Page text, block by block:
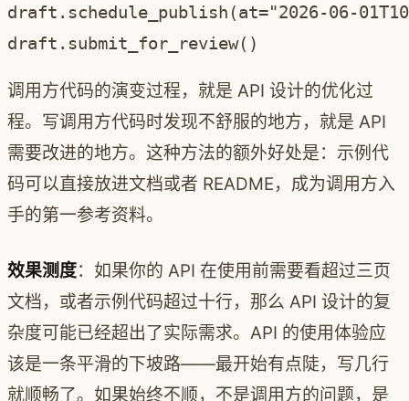
draft.schedule_publish(at="2026-06-
调用方代码的演变过程，就是 API 设计的优化过
程。写调用方代码时发现不舒服的地方，就是 API
需要改进的地方。这种方法的额外好处是：示例代
码可以直接放进文档或者 README，成为调用方入
手的第一参考资料。
效果测度：如果你的 API 在使用前需要看超过三页
文档，或者示例代码超过十行，那么 API 设计的复
杂度可能已经超出了实际需求。API 的使用体验应
该是一条平滑的下坡路——最开始有点陡，写几行
就顺畅了。如果始终不顺，不是调用方的问题，是